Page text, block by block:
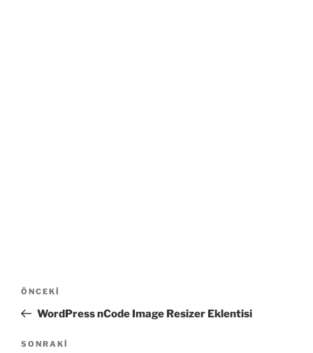
Yazı
Önceki
Yazı
ÖNCEKI
WordPress nCode Image Resizer Eklentisi
Sonraki
SONRAKI